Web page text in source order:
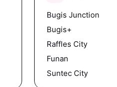
Bugis Junction
Bugis+
Raffles City
Funan
Suntec City